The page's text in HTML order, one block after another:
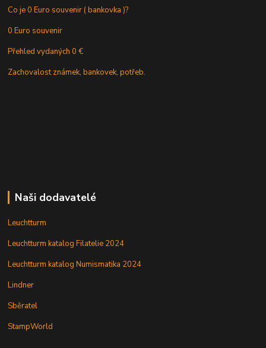
Co je 0 Euro souvenir ( bankovka )?
0 Euro souvenir
Přehled vydaných 0 €
Zachovalost známek, bankovek, potřeb.
Naši dodavatelé
Leuchtturm
Leuchtturm katalog Filatelie 2024
Leuchtturm katalog Numismatika 2024
Lindner
Sběratel
StampWorld